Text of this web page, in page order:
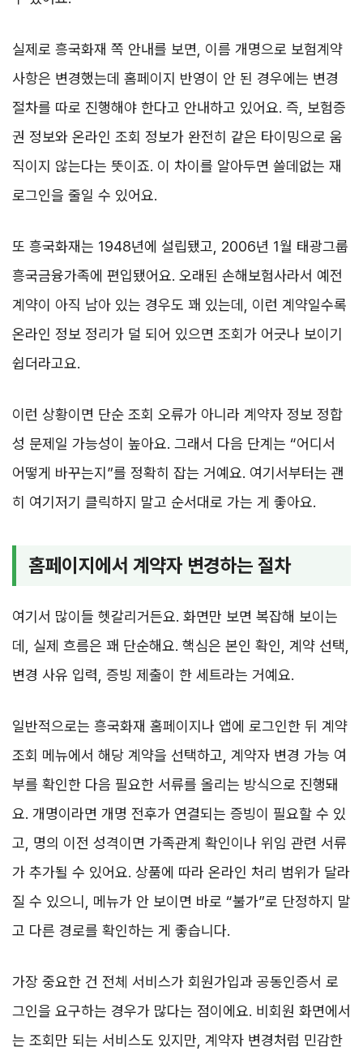
실제로 흥국화재 쪽 안내를 보면, 이름 개명으로 보험계약
사항은 변경했는데 홈페이지 반영이 안 된 경우에는 변경
절차를 따로 진행해야 한다고 안내하고 있어요. 즉, 보험증
권 정보와 온라인 조회 정보가 완전히 같은 타이밍으로 움
직이지 않는다는 뜻이죠. 이 차이를 알아두면 쓸데없는 재
로그인을 줄일 수 있어요.
또 흥국화재는 1948년에 설립됐고, 2006년 1월 태광그룹
흥국금융가족에 편입됐어요. 오래된 손해보험사라서 예전
계약이 아직 남아 있는 경우도 꽤 있는데, 이런 계약일수록
온라인 정보 정리가 덜 되어 있으면 조회가 어긋나 보이기
쉽더라고요.
이런 상황이면 단순 조회 오류가 아니라 계약자 정보 정합
성 문제일 가능성이 높아요. 그래서 다음 단계는 “어디서
어떻게 바꾸는지”를 정확히 잡는 거예요. 여기서부터는 괜
히 여기저기 클릭하지 말고 순서대로 가는 게 좋아요.
홈페이지에서 계약자 변경하는 절차
여기서 많이들 헷갈리거든요. 화면만 보면 복잡해 보이는
데, 실제 흐름은 꽤 단순해요. 핵심은 본인 확인, 계약 선택,
변경 사유 입력, 증빙 제출이 한 세트라는 거예요.
일반적으로는 흥국화재 홈페이지나 앱에 로그인한 뒤 계약
조회 메뉴에서 해당 계약을 선택하고, 계약자 변경 가능 여
부를 확인한 다음 필요한 서류를 올리는 방식으로 진행돼
요. 개명이라면 개명 전후가 연결되는 증빙이 필요할 수 있
고, 명의 이전 성격이면 가족관계 확인이나 위임 관련 서류
가 추가될 수 있어요. 상품에 따라 온라인 처리 범위가 달라
질 수 있으니, 메뉴가 안 보이면 바로 “불가”로 단정하지 말
고 다른 경로를 확인하는 게 좋습니다.
가장 중요한 건 전체 서비스가 회원가입과 공동인증서 로
그인을 요구하는 경우가 많다는 점이에요. 비회원 화면에서
는 조회만 되는 서비스도 있지만, 계약자 변경처럼 민감한